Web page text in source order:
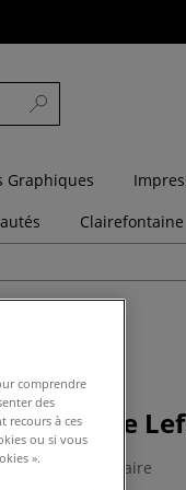
Graphiques
Clairefontaine
liquide
1 Commentaire
comprendre
des
recours à ces
ou si vous
».